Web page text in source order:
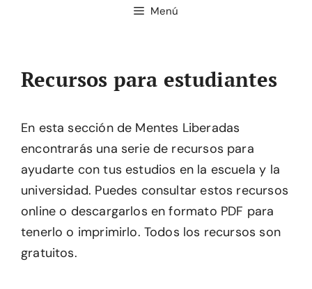
Menú
Recursos para estudiantes
En esta sección de Mentes Liberadas
encontrarás una serie de recursos para
ayudarte con tus estudios en la escuela y la
universidad. Puedes consultar estos recursos
online o descargarlos en formato PDF para
tenerlo o imprimirlo. Todos los recursos son
gratuitos.